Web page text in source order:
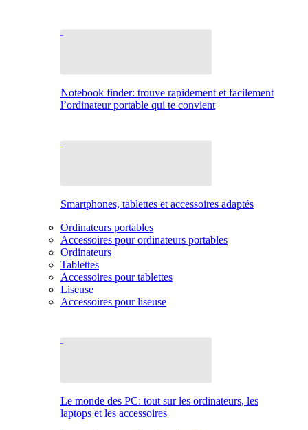
Notebook finder: trouve rapidement et facilement
l’ordinateur portable qui te convient
Smartphones, tablettes et accessoires adaptés
Ordinateurs portables
Accessoires pour ordinateurs portables
Ordinateurs
Tablettes
Accessoires pour tablettes
Liseuse
Accessoires pour liseuse
Le monde des PC: tout sur les ordinateurs, les
laptops et les accessoires